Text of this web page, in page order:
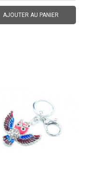
AJOUTER AU PANIER